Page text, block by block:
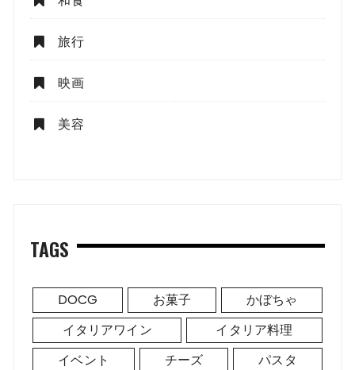
旅行
映画
美容
TAGS
DOCG お菓子
かぼちゃ
イタリアワイン
イタリア料理
イベント
チーズ
パスタ